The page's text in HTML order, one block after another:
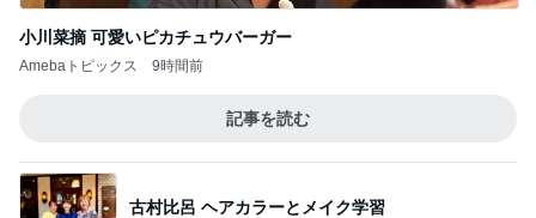
Amebaトピックス 2日前
ポイ活の総獲得ポイント52,809